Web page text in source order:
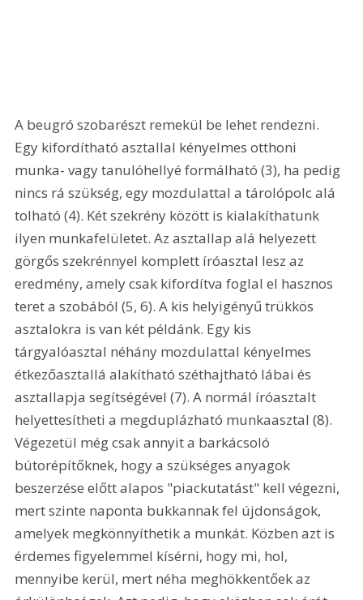
A beugró szobarészt remekül be lehet rendezni.
Egy kifordítható asztallal kényelmes otthoni
munka- vagy tanulóhellyé formálható (3), ha pedig
nincs rá szükség, egy mozdulattal a tárolópolc alá
tolható (4). Két szekrény között is kialakíthatunk
ilyen munkafelületet. Az asztallap alá helyezett
görgős szekrénnyel komplett íróasztal lesz az
eredmény, amely csak kifordítva foglal el hasznos
teret a szobából (5, 6). A kis helyigényű trükkös
asztalokra is van két példánk. Egy kis
tárgyalóasztal néhány mozdulattal kényelmes
étkezőasztallá alakítható széthajtható lábai és
asztallapja segítségével (7). A normál íróasztalt
helyettesítheti a megduplázható munkaasztal (8).
Végezetül még csak annyit a barkácsoló
bútorépítőknek, hogy a szükséges anyagok
beszerzése előtt alapos "piackutatást" kell végezni,
mert szinte naponta bukkannak fel újdonságok,
amelyek megkönnyíthetik a munkát. Közben azt is
érdemes figyelemmel kísérni, hogy mi, hol,
mennyibe kerül, mert néha meghökkentőek az